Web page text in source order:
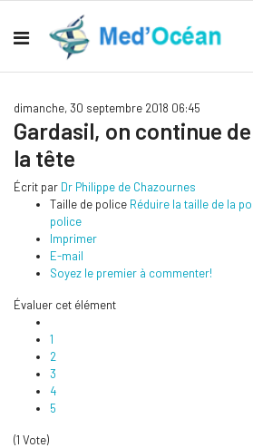
dimanche, 30 septembre 2018 06:45
Gardasil, on continue
la tête
Écrit par Dr Philippe de Chazournes
Taille de police Réduire la taille de la
police
Imprimer
E-mail
Soyez le premier à commenter!
Évaluer cet élément
1
2
3
4
5
(1 Vote)